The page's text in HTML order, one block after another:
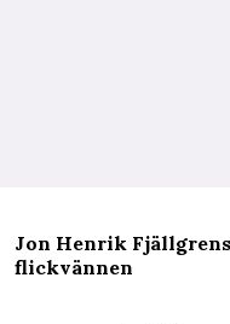
Jon Henrik
flickvännen